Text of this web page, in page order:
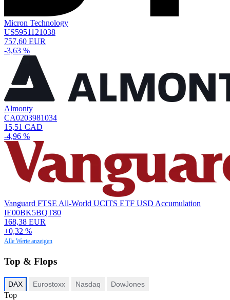
Micron Technology
US5951121038
757,60 EUR
-3,63 %
Almonty
CA0203981034
15,51 CAD
-4,96 %
Vanguard FTSE All-World UCITS ETF USD Accumulation
IE00BK5BQT80
168,38 EUR
+0,32 %
Alle Werte anzeigen
Top & Flops
DAX Eurostoxx Nasdaq DowJones
Top